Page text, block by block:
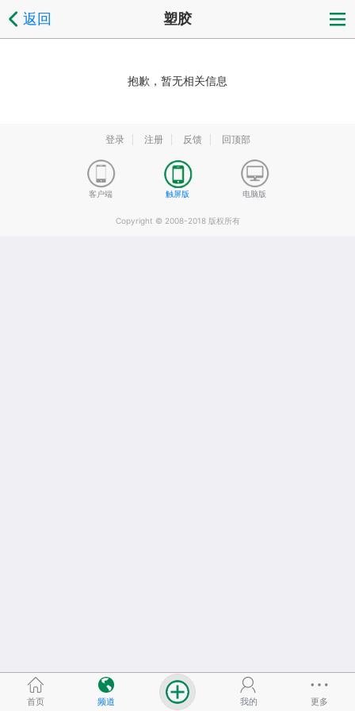
返回 塑胶
抱歉，暂无相关信息
登录 注册 反馈 回顶部
客户端 触屏版 电脑版
Copyright © 2008-2018 版权所有
首页 频道 我的 更多